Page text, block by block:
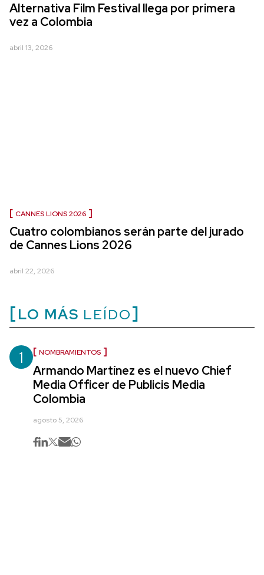
Alternativa Film Festival llega por primera
vez a Colombia
abril 13, 2026
CANNES LIONS 2026
Cuatro colombianos serán parte del jurado
de Cannes Lions 2026
abril 22, 2026
LO MÁS LEÍDO
1 NOMBRAMIENTOS
Armando Martínez es el nuevo Chief
Media Officer de Publicis Media
Colombia
agosto 5, 2026